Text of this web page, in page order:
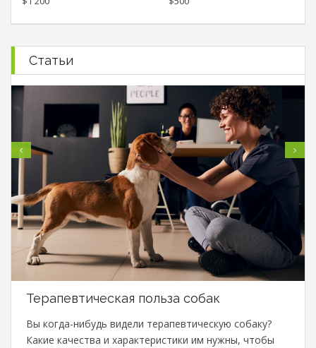
Статьи
Терапевтическая польза собак
Вы когда-нибудь видели терапевтическую собаку?
Какие качества и характеристики им нужны, чтобы